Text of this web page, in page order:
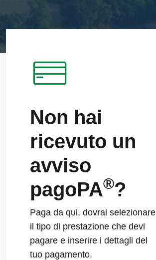
Non hai
ricevuto un
avviso
pagoPA®?
Paga da qui, dovrai selezionare
il tipo di prestazione che devi
pagare e inserire i dettagli del
tuo pagamento.